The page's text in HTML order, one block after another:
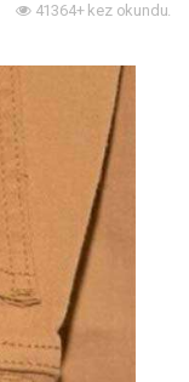
41364+ kez okundu.